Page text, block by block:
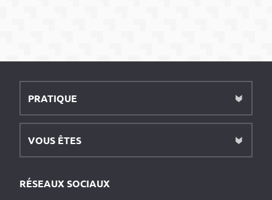
PRATIQUE
VOUS ÊTES
RÉSEAUX SOCIAUX